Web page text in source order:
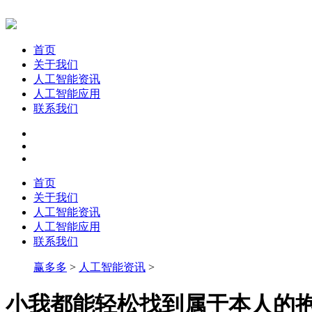
首页
关于我们
人工智能资讯
人工智能应用
联系我们
首页
关于我们
人工智能资讯
人工智能应用
联系我们
赢多多 > 人工智能资讯 >
小我都能轻松找到属于本人的